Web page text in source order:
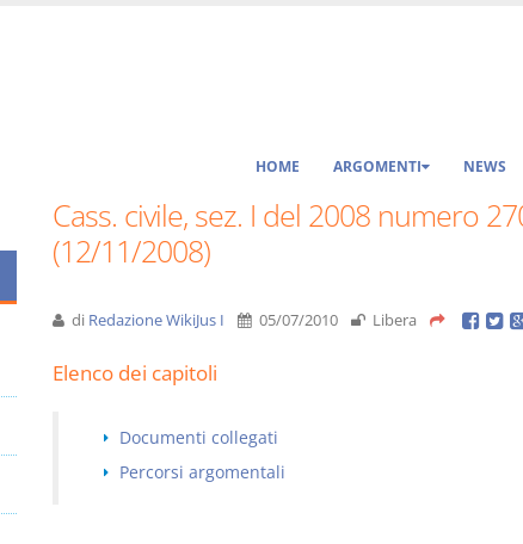
HOME ARGOMENTI NEWS
Cass. civile, sez. I del 2008 numero
(12/11/2008)
di Redazione WikiJus I 05/07/2010 Libera
Elenco dei capitoli
Documenti collegati
Percorsi argomentali